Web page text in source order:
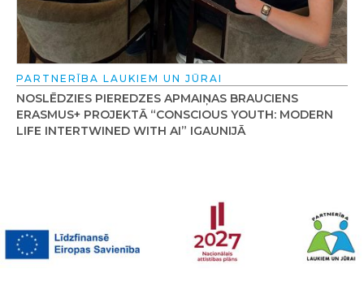
PARTNERĪBA LAUKIEM UN JŪRAI
NOSLĒDZIES PIEREDZES APMAIŅAS BRAUCIENS
ERASMUS+ PROJEKTĀ “CONSCIOUS YOUTH: MODERN
LIFE INTERTWINED WITH AI” IGAUNIJĀ